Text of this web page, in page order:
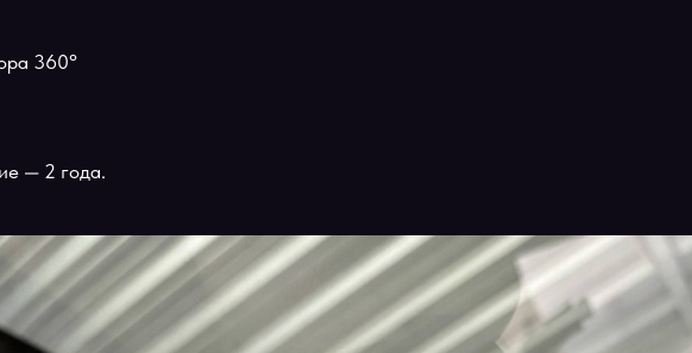
внедорожник получает современную цифровую мультимедиа
LC100 выбирают Teyes
производителей Android мультимедиа.
360°